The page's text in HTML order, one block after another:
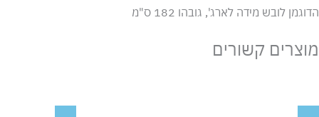
הדוגמן לובש מידה לארג', גובהו 182 ס"מ
מוצרים קשורים